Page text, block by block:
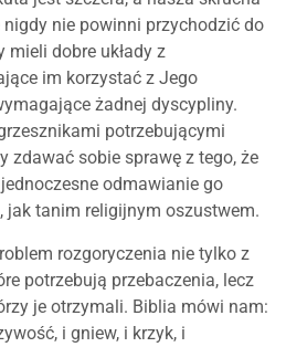
nie powinni przychodzić do
mieli dobre układy z
im korzystać z Jego
żadnej dyscypliny.
potrzebującymi
zdawać sobie sprawę z tego, że
odmawianie go
jak tanim religijnym oszustwem.
rozgoryczenia nie tylko z
potrzebują przebaczenia, lecz
je otrzymali. Biblia mówi nam:
i gniew, i krzyk, i